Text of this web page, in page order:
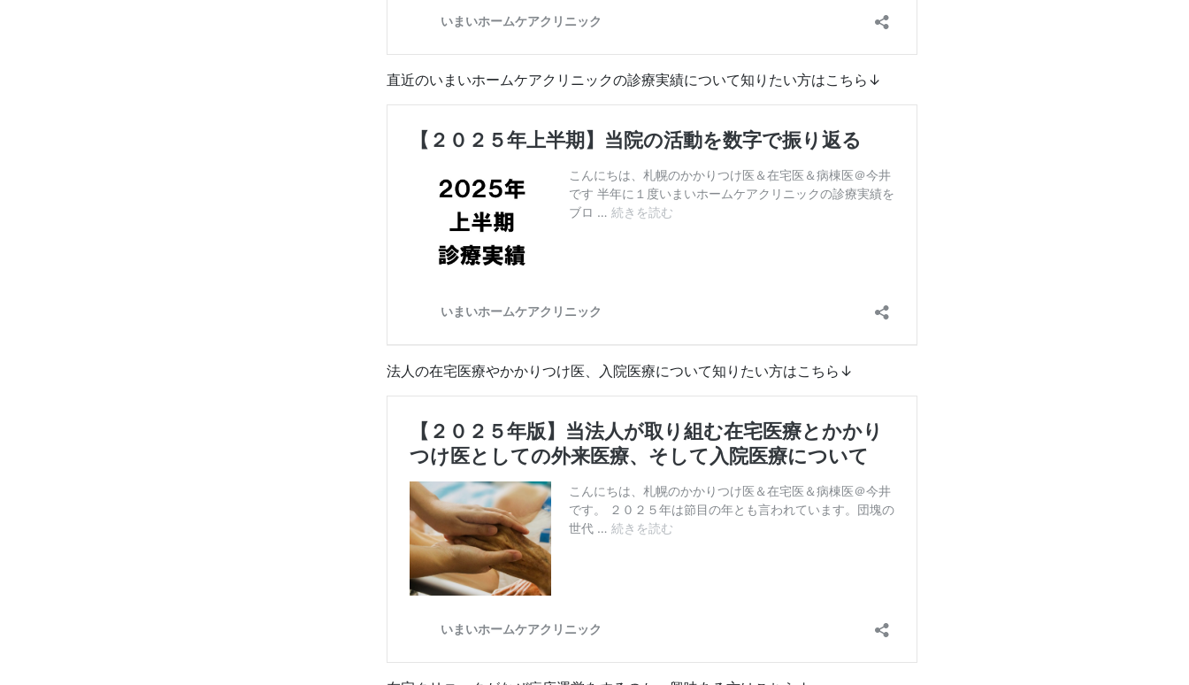
直近のいまいホームケアクリニックの診療実績について知りたい方はこちら↓
法人の在宅医療やかかりつけ医、入院医療について知りたい方はこちら↓